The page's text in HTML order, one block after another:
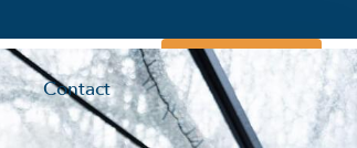
Contact
Maak kennis